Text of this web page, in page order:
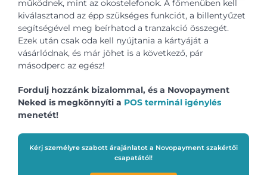
működnek, mint az okostelefonok. A főmenüben kell
kiválasztanod az épp szükséges funkciót, a billentyűzet
segítségével meg beírhatod a tranzakció összegét.
Ezek után csak oda kell nyújtania a kártyáját a
vásárlódnak, és már jöhet is a következő, pár
másodperc az egész!
Fordulj hozzánk bizalommal, és a Novopayment
Neked is megkönnyíti a POS terminál igénylés
menetét!
Kérj személyre szabott árajánlatot a Novopayment szakértői
csapatától!